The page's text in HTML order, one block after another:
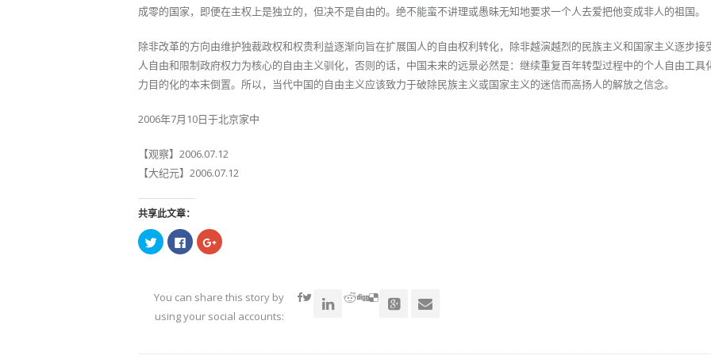
成零的国家，即便在主权上是独立的，但决不是自由的。绝不能蛮不讲理或愚昧无知地要求一个人去爱把他变成非人的祖国。
除非改革的方向由维护独裁政权和权贵利益逐渐向旨在扩展国人的自由权利转化，除非越演越烈的民族主义和国家主义逐步接
人自由和限制政府权力为核心的自由主义驯化，否则的话，中国未来的远景必然是：继续重复百年转型过程中的个人自由工具
力目的化的本末倒置。所以，当代中国的自由主义应该致力于破除民族主义或国家主义的迷信而高扬人的解放之信念。
2006年7月10日于北京家中
【观察】2006.07.12
【大纪元】2006.07.12
共享此文章：
点
击
共
享
（在
新
点
击
共
享
（在
新
点
击
共
享
（在
新
You can share this story by
using your social accounts: